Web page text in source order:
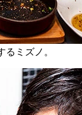
るミズノ。